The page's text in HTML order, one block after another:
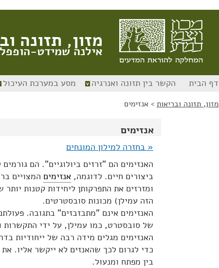
מזון, תזונה
אילנה שמידט-
דף הבית הקשר בין תזונה ואנרגיה מסע במערכת העיכול
מזון, תזונה ובריאות > אנזימים
אנזימים
« בחזרה למילון המונחים
האנזימים הם "זרזים ביולוגיים". הם
ביצורים חיים. לדוגמה, אנזימים המצויים
ומזרזים את התפרקותן ליחידות קטנות
הזה עמילן) מכונות סובסטרטים.
האנזימים אינם "מתבזבזים" בתגובה.
של סובסטרט, כמו עמילן, על ידי התקשרות
האנזימים מגלים מידה רבה של ייחודיות
כדי לגרום לכך שהאנזים לא ייקשר אליו.
בין מפתח ומנעול.